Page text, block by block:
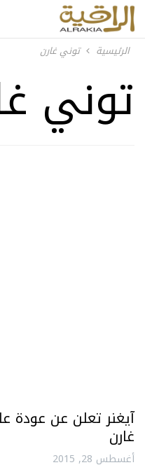
الرئيسية توني غارن
توني
آيغنر تعلن عن عودة
غارن
أغسطس 28, 2015